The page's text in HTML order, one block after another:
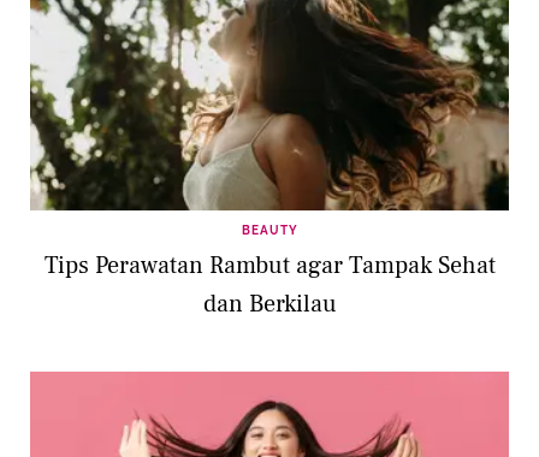
BEAUTY
Tips Perawatan Rambut agar Tampak Sehat
dan Berkilau